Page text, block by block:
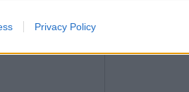
Privacy Policy